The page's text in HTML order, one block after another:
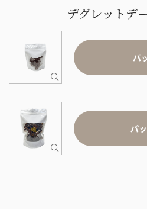
デグレットデ
パ
パ